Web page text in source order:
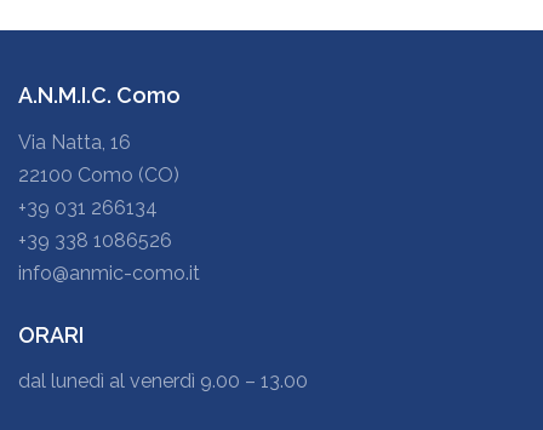
A.N.M.I.C. Como
Via Natta, 16
22100 Como (CO)
+39 031 266134
+39 338 1086526
info@anmic-como.it
ORARI
dal lunedì al venerdì 9.00 – 13.00